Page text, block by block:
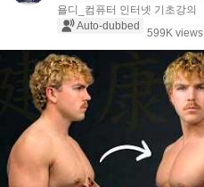
욜디_컴퓨터 인터넷 기초강의
Auto-dubbed
599K views